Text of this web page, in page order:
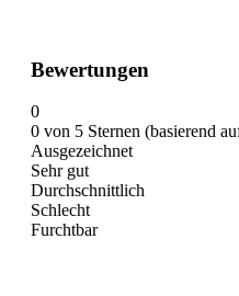
Bewertungen
0
0 von 5 Sternen (basierend
Ausgezeichnet
Sehr gut
Durchschnittlich
Schlecht
Furchtbar